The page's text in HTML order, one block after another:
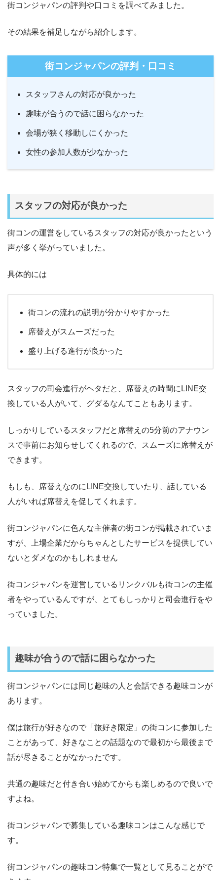
街コンジャパンの評判や口コミを調べてみました。
その結果を補足しながら紹介します。
街コンジャパンの評判・口コミ
スタッフさんの対応が良かった
趣味が合うので話に困らなかった
会場が狭く移動しにくかった
女性の参加人数が少なかった
スタッフの対応が良かった
街コンの運営をしているスタッフの対応が良かったという
声が多く挙がっていました。
具体的には
街コンの流れの説明が分かりやすかった
席替えがスムーズだった
盛り上げる進行が良かった
スタッフの司会進行がヘタだと、席替えの時間にLINE交
換している人がいて、グダるなんてこともあります。
しっかりしているスタッフだと席替えの5分前のアナウン
スで事前にお知らせしてくれるので、スムーズに席替えが
できます。
もしも、席替えなのにLINE交換していたり、話している
人がいれば席替えを促してくれます。
街コンジャパンに色んな主催者の街コンが掲載されていま
すが、上場企業だからちゃんとしたサービスを提供してい
ないとダメなのかもしれません
街コンジャパンを運営しているリンクバルも街コンの主催
者をやっているんですが、とてもしっかりと司会進行をや
っていました。
趣味が合うので話に困らなかった
街コンジャパンには同じ趣味の人と会話できる趣味コンが
あります。
僕は旅行が好きなので「旅好き限定」の街コンに参加した
ことがあって、好きなことの話題なので最初から最後まで
話が尽きることがなかったです。
共通の趣味だと付き合い始めてからも楽しめるので良いで
すよね。
街コンジャパンで募集している趣味コンはこんな感じで
す。
街コンジャパンの趣味コン特集で一覧として見ることがで